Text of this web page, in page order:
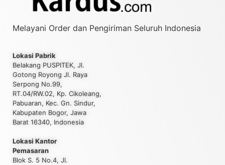
Melayani Order dan Pengiriman Seluruh Indonesia
Lokasi Pabrik
Belakang PUSPITEK, Jl.
Gotong Royong Jl. Raya
Serpong No.99,
RT.04/RW.02, Kp. Cikoleang,
Pabuaran, Kec. Gn. Sindur,
Kabupaten Bogor, Jawa
Barat 16340, Indonesia
Lokasi Kantor
Pemasaran
Blok S. 5 No.4, Jl.